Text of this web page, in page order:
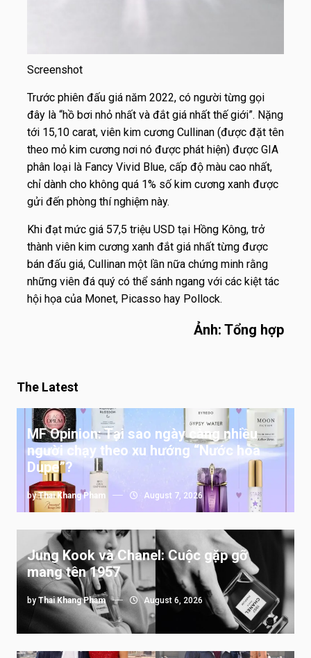
Screenshot
Trước phiên đấu giá năm 2022, có người từng gọi
đây là “hồ bơi nhỏ nhất và đắt giá nhất thế giới”. Nặng
tới 15,10 carat, viên kim cương Cullinan (được đặt tên
theo mỏ kim cương nơi nó được phát hiện) được GIA
phân loại là Fancy Vivid Blue, cấp độ màu cao nhất,
chỉ dành cho không quá 1% số kim cương xanh được
gửi đến phòng thí nghiệm này.
Khi đạt mức giá 57,5 triệu USD tại Hồng Kông, trở
thành viên kim cương xanh đắt giá nhất từng được
bán đấu giá, Cullinan một lần nữa chứng minh rằng
những viên đá quý có thể sánh ngang với các kiệt tác
hội họa của Monet, Picasso hay Pollock.
Ảnh: Tổng hợp
The Latest
MF Opinion: Tại sao ngày càng nhiều
người chạy theo xu hướng “Nước hoa
Dupe”?
byThai Khang Pham August 7, 2026
Jung Kook và Chanel: Cuộc gặp gỡ
mang tên 1957
by Thai Khang Pham August 6, 2026